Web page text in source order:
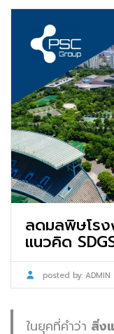
ลดมลพิษโรง
แนวคิด
posted by: ADMIN
ในยุคที่คำว่า สิ่ง